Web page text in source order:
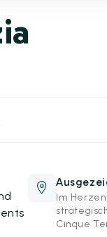
Im
Cinque